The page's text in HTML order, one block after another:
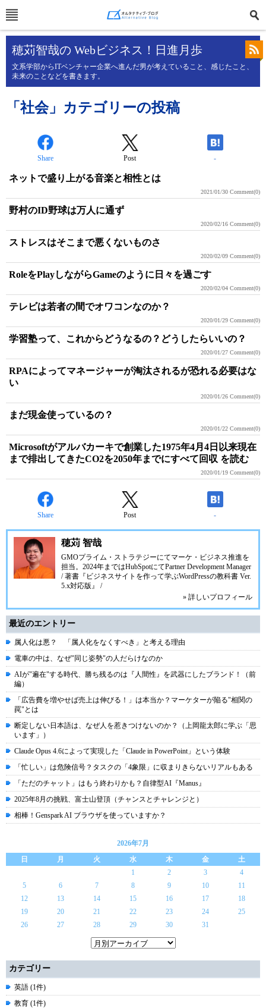
穂苅智哉の Webビジネス！日進月歩
文系学部からITベンチャー企業へ進んだ男が考えていること、感じたこと、
未来のことなどを書きます。
「社会」カテゴリーの投稿
Share Post -
ネットで盛り上がる音楽と相性とは
2021/01/30 Comment(0)
野村のID野球は万人に通ず
2020/02/16 Comment(0)
ストレスはそこまで悪くないものさ
2020/02/09 Comment(0)
RoleをPlayしながらGameのように日々を過ごす
2020/02/04 Comment(0)
テレビは若者の間でオワコンなのか？
2020/01/29 Comment(0)
学習塾って、これからどうなるの？どうしたらいいの？
2020/01/27 Comment(0)
RPAによってマネージャーが淘汰されるが恐れる必要はな
い
2020/01/26 Comment(0)
まだ現金使っているの？
2020/01/22 Comment(0)
Microsoftがアルバカーキで創業した1975年4月4日以来現在
まで排出してきたCO2を2050年までにすべて回収 を読む
2020/01/19 Comment(0)
Share Post -
穂苅 智哉
GMOプライム・ストラテジーにてマーケ・ビジネス推進を
担当。2024年まではHubSpotにてPartner Development Manager
/ 著書『ビジネスサイトを作って学ぶWordPressの教科書 Ver.
5.x対応版』 /
» 詳しいプロフィール
最近のエントリー
属人化は悪？ 「属人化をなくすべき」と考える理由
電車の中は、なぜ"同じ姿勢"の人だらけなのか
AIが"遍在"する時代、勝ち残るのは『人間性』を武器にしたブランド！（前
編）
「広告費を増やせば売上は伸びる！」は本当か？マーケターが陥る"相関の
罠"とは
断定しない日本語は、なぜ人を惹きつけないのか？（上岡龍太郎に学ぶ「思
います」）
Claude Opus 4.6によって実現した「Claude in PowerPoint」という体験
「忙しい」は危険信号？タスクの「4象限」に収まりきらないリアルもある
「ただのチャット」はもう終わりかも？自律型AI『Manus』
2025年8月の挑戦、富士山登頂（チャンスとチャレンジと）
相棒！Genspark AI ブラウザを使っていますか？
2026年7月
日
月 火 水 木 金
土
1
2 3
4
5
6 7 8 9 10
11
12
13 14 15 16 17
18
19
20 21 22 23 24
25
26
27 28 29 30 31
カテゴリー
英語 (1件)
教育 (1件)